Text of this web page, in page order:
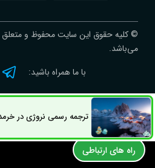
© کلیه حقوق این سایت محفوظ و متعلق
می‌باشد.
با ما همراه باشید:
ترجمه رسمی نروژی در
راه های ارتباطی